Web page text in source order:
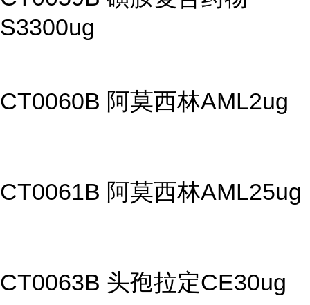
S3300ug
CT0060B 阿莫西林AML2ug
CT0061B 阿莫西林AML25ug
CT0063B 头孢拉定CE30ug